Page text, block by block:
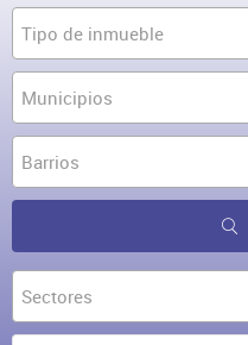
Tipo de inmueble
Municipios
Barrios
Sectores